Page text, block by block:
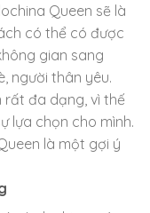
Queen sẽ là
có thể có được
gian sang
người thân yêu.
rất đa dạng, vì thế
lựa chọn cho mình.
là một gợi ý